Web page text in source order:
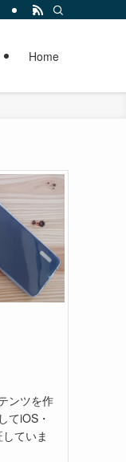
Home
ンツを作
てiOS・
ていま